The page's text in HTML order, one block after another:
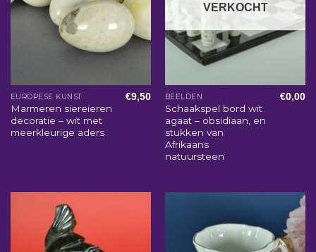
EUROPESE KUNST
Marmeren siereieren
decoratie – wit met
meerkleurige aders
€9,50
VERKOCHT
BEELDEN
Schaakspel bord wit
agaat – obsidiaan, en
stukken van
Afrikaans
natuursteen
€0,00